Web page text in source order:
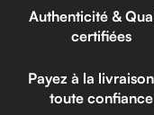
Authenticité &
certifiées
Payez à la
toute confiance